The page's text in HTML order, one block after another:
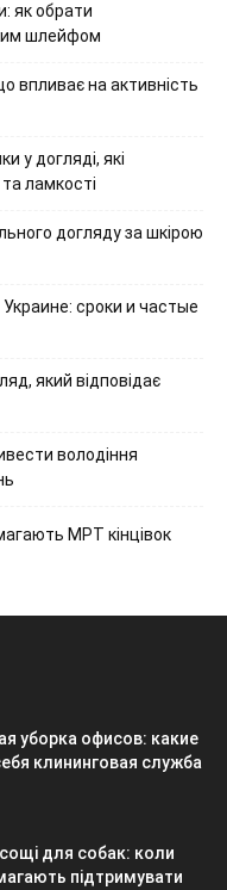
як обрати
шлейфом
впливає на активність
у догляді, які
ламкості
догляду за шкірою
сроки и частые
який відповідає
володіння
МРТ кінцівок
уборка офисов: какие
клининговая служба
для собак: коли
підтримувати